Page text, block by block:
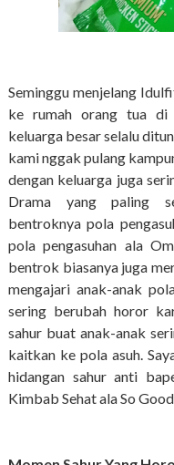
Seminggu menjelang
ke rumah orang tua di
keluarga besar selalu
kami nggak pulang
dengan keluarga juga
Drama yang paling
bentroknya pola
pola pengasuhan ala
bentrok biasanya juga
mengajari anak-anak
sering berubah horor
sahur buat anak-anak
kaitkan ke pola asuh.
hidangan sahur anti
Kimbab Sehat ala So